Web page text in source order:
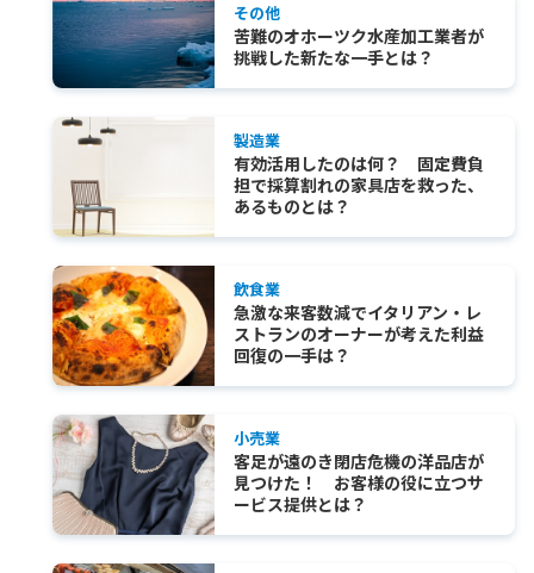
その他
苦難のオホーツク水産加工業者が
挑戦した新たな一手とは？
製造業
有効活用したのは何？ 固定費負
担で採算割れの家具店を救った、
あるものとは？
飲食業
急激な来客数減でイタリアン・レ
ストランのオーナーが考えた利益
回復の一手は？
小売業
客足が遠のき閉店危機の洋品店が
見つけた！ お客様の役に立つサ
ービス提供とは？